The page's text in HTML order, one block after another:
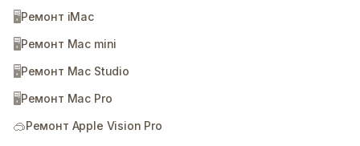
🖥️Ремонт iMac
🖥️Ремонт Mac mini
🖥️Ремонт Mac Studio
🖥️Ремонт Mac Pro
🥽Ремонт Apple Vision Pro